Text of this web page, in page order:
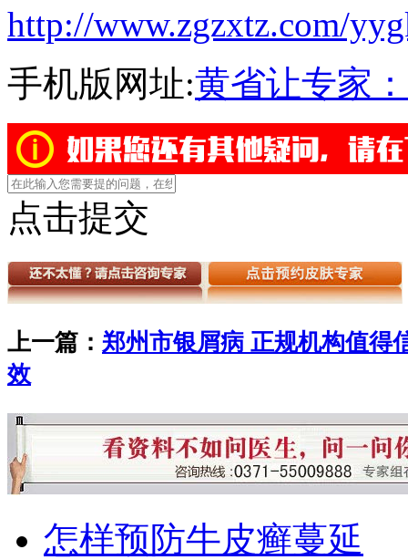
http://www.zgzxtz.com/
手机版网址:黄省让专家
点击提交
上一篇： 郑州市银屑病 正规机构值得
效
怎样预防牛皮癣蔓延